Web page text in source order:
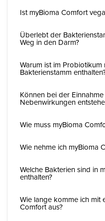
Ist myBioma Comfort
Überlebt der
Weg in den Darm?
Warum ist im
Bakterienstamm
Können bei der
Nebenwirkungen
Wie muss myBioma
Wie nehme ich myBioma
Welche Bakterien sind in
enthalten?
Wie lange komme ich mit
Comfort aus?